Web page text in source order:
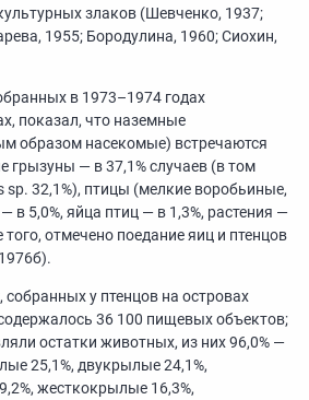
злаков (Шевченко, 1937;
1955; Бородулина, 1960; Сиохин,
в 1973–1974 годах
показал, что наземные
образом насекомые) встречаются
грызуны — в 37,1% случаев (в том
sp. 32,1%), птицы (мелкие воробьиные,
в 5,0%, яйца птиц — в 1,3%, растения —
того, отмечено поедание яиц и птенцов
у птенцов на островах
36 100 пищевых объектов;
остатки животных, из них 96,0% —
25,1%, двукрылые 24,1%,
жесткокрылые 16,3%,